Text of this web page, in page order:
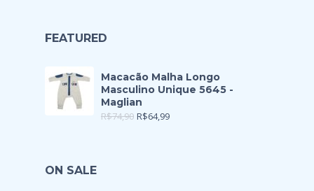
FEATURED
Macacão Malha Longo
Masculino Unique 5645 -
Maglian
R$74,90 R$64,99
ON SALE